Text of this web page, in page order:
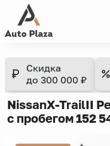
Скидка
до 300 000 ₽
NissanX-TrailII
с пробегом 152